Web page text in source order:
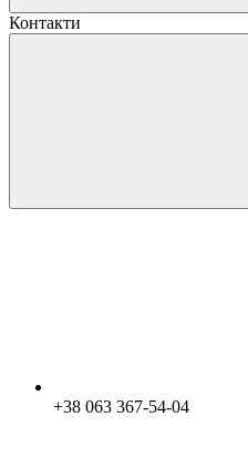
Контакти
+38 063 367-54-04